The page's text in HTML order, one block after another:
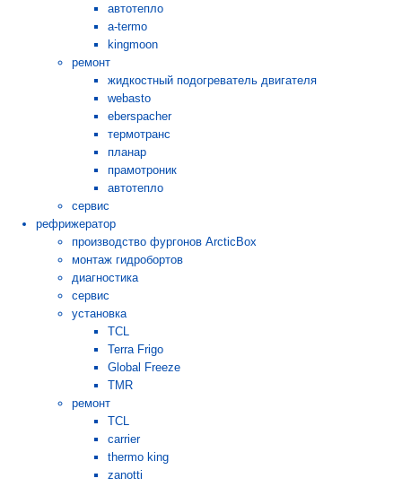
автотепло
a-termo
kingmoon
ремонт
жидкостный подогреватель двигателя
webasto
eberspacher
термотранс
планар
прамотроник
автотепло
сервис
рефрижератор
производство фургонов ArcticBox
монтаж гидробортов
диагностика
сервис
установка
TCL
Terra Frigo
Global Freeze
TMR
ремонт
TCL
carrier
thermo king
zanotti